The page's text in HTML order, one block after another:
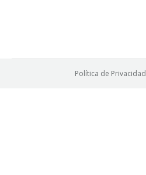
Política de Privacidad